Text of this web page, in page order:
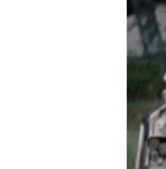
УКРАЇНСЬКА ПРОБЛЕМА КРИМУ